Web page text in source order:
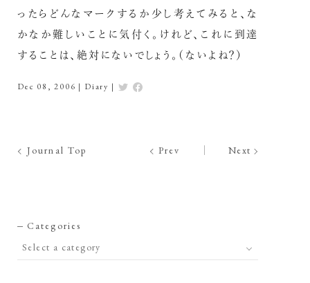
ったらどんなマークするか少し考えてみると、な
かなか難しいことに気付く。けれど、これに到達
することは、絶対にないでしょう。（ないよね？）
Dec 08, 2006 | Diary |
Journal Top Prev Next
Categories